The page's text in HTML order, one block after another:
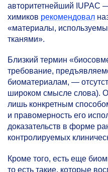
авторитетнейший IUPAC
химиков рекомендовал
«материалы,
тканями».
Близкий термин
требование,
биоматериалам, —
широком смысле слова).
лишь конкретным
и правомерность его
доказательств в форме
контролируемых
Кроме того, есть еще
то есть такие, которые